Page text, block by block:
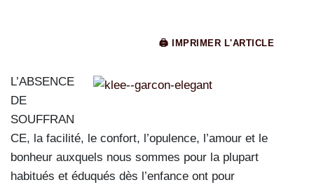
🖨 IMPRIMER L'ARTICLE
L’ABSENCE
DE
SOUFFRAN
CE, la facilité, le confort, l’opulence, l’amour et le
bonheur auxquels nous sommes pour la plupart
habitués et éduqués dès l’enfance ont pour